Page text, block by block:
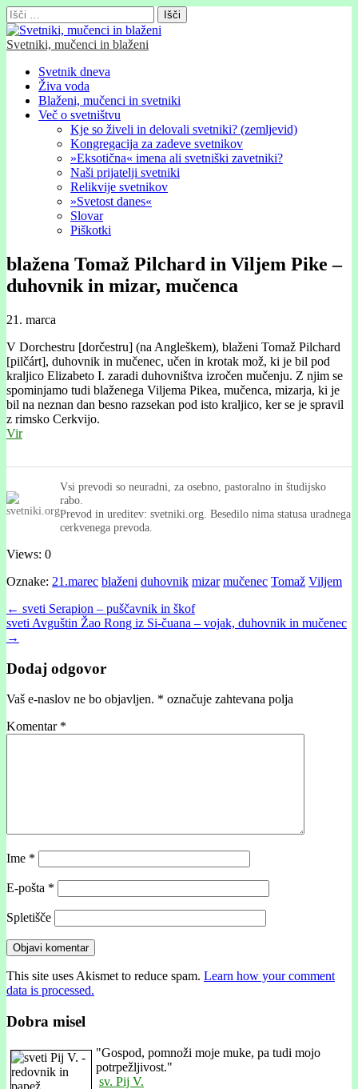
Išči:
Svetniki, mučenci in blaženi
Glavni
meni
Skip
content
Svetnik dneva
Živa voda
Blaženi, mučenci in svetniki
Več o svetništvu
Kje so živeli in delovali svetniki? (zemljevid)
Kongregacija za zadeve svetnikov
»Eksotična« imena ali svetniški zavetniki?
Naši prijatelji svetniki
Relikvije svetnikov
»Svetost danes«
Slovar
Piškotki
blažena Tomaž Pilchard in Viljem Pike –
duhovnik in mizar, mučenca
21. marca
V Dorchestru [dorčestru] (na Angleškem), blaženi Tomaž Pilchard
[pilčárt], duhovnik in mučenec, učen in krotak mož, ki je bil pod
kraljico Elizabeto I. zaradi duhovništva izročen mučenju. Z njim se
spominjamo tudi blaženega Viljema Pikea, mučenca, mizarja, ki je
bil na neznan dan besno razsekan pod isto kraljico, ker se je spravil
z rimsko Cerkvijo.
Vir
Vsi prevodi so neuradni, za osebno, pastoralno in študijsko
rabo.
Prevod in ureditev: svetniki.org. Besedilo nima statusa uradnega
cerkvenega prevoda.
Views: 0
Oznake: 21.marec blaženi duhovnik mizar mučenec Tomaž Viljem
Post
navigation
← sveti Serapion – puščavnik in škof
sveti Avguštin Žao Rong iz Si-čuana – vojak, duhovnik in mučenec
→
Dodaj odgovor
Vaš e-naslov ne bo objavljen. * označuje zahtevana polja
Komentar *
Ime *
E-pošta *
Spletišče
This site uses Akismet to reduce spam. Learn how your comment
data is processed.
Dobra misel
"Gospod, pomnoži moje muke, pa tudi mojo
potrpežljivost."
sv. Pij V.